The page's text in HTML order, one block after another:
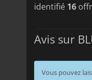
identifié 16
Avis sur
Vous pouvez